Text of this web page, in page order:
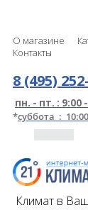
О магазине
Контакты
8 (495)
пн. - пт. : 9:00
*суббота :
Климат в